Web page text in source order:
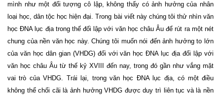
mình như một đối tượng cô lập, không thấy có ảnh hưởng của nhân
loại học, dân tộc học hiện đại. Trong bài viết này chúng tôi thử nhìn văn
học ĐNA lục địa trong thế đối lập với văn học châu Âu để rút ra một nét
chung của nền văn học này. Chúng tôi muốn nói đến ảnh hưởng to lớn
của văn học dân gian (VHDG) đối với văn học ĐNA lục địa đối lập với
văn học châu Âu từ thế kỷ XVIII đến nay, trong đó gần như vắng mặt
vai trò của VHDG. Trái lại, trong văn học ĐNA lục địa, có một điều
không thể chối cãi là ảnh hưởng VHDG được duy trì liên tục và là nền